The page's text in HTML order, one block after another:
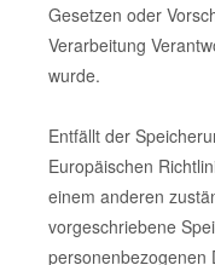
Gesetzen oder
Verarbeitung
wurde.
Entfällt der
Europäischen
einem anderen
vorgeschriebene
personenbezogenen